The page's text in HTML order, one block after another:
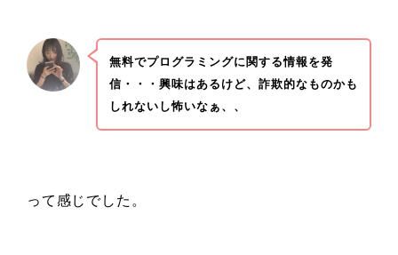
無料でプログラミングに関する情報を発
信・・・興味はあるけど、詐欺的なものかも
しれないし怖いなぁ、、
って感じでした。